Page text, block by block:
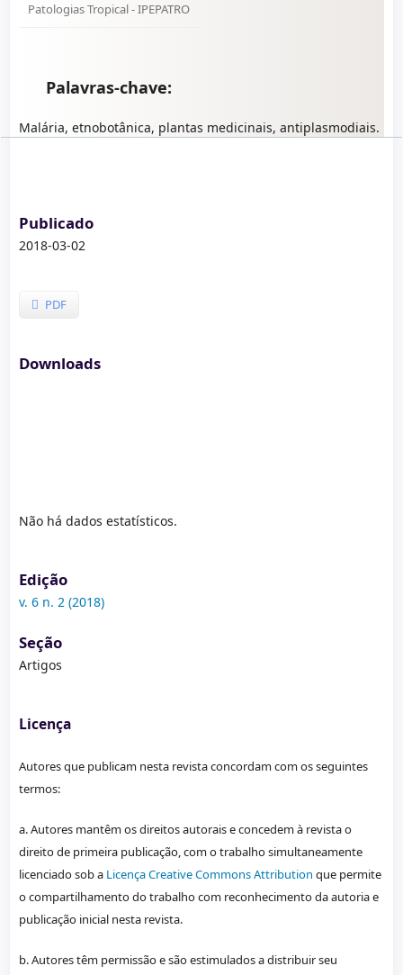
Patologias Tropical - IPEPATRO
Palavras-chave:
Malária, etnobotânica, plantas medicinais, antiplasmodiais.
Publicado
2018-03-02
PDF
Downloads
Não há dados estatísticos.
Edição
v. 6 n. 2 (2018)
Seção
Artigos
Licença
Autores que publicam nesta revista concordam com os seguintes
termos:
a. Autores mantêm os direitos autorais e concedem à revista o
direito de primeira publicação, com o trabalho simultaneamente
licenciado sob a Licença Creative Commons Attribution que permite
o compartilhamento do trabalho com reconhecimento da autoria e
publicação inicial nesta revista.
b. Autores têm permissão e são estimulados a distribuir seu